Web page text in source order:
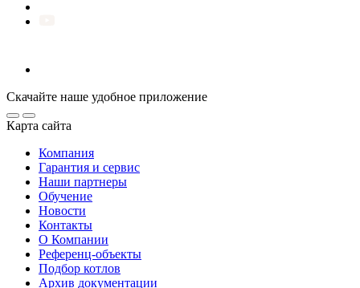
Скачайте наше удобное приложение
Карта сайта
Компания
Гарантия и сервис
Наши партнеры
Обучение
Новости
Контакты
О Компании
Референц-объекты
Подбор котлов
Архив документации